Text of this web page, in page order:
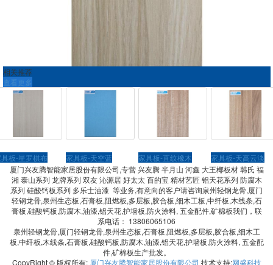
相关推荐
查看更多
板-星罗棋布 家具板-天空蓝 家具板-直纹橡木
家具板-天高云淡
厦门兴友腾智能家居股份有限公司,专营 兴友腾 半月山 河鑫 大王椰板材 韩氏 福
湘 泰山系列 龙牌系列 双友 沁源居 好太太 百的宝 精材艺匠 铝天花系列 防腐木
系列 硅酸钙板系列 多乐士油漆 等业务,有意向的客户请咨询泉州轻钢龙骨,厦门
轻钢龙骨,泉州生态板,石膏板,阻燃板,多层板,胶合板,细木工板,中纤板,木线条,石
膏板,硅酸钙板,防腐木,油漆,铝天花,护墙板,防火涂料, 五金配件,矿棉板我们，联
系电话： 13806065106
泉州轻钢龙骨,厦门轻钢龙骨,泉州生态板,石膏板,阻燃板,多层板,胶合板,细木工
板,中纤板,木线条,石膏板,硅酸钙板,防腐木,油漆,铝天花,护墙板,防火涂料, 五金配
件,矿棉板生产批发。
CopyRight © 版权所有: 厦门兴友腾智能家居股份有限公司 技术支持:网盛科技